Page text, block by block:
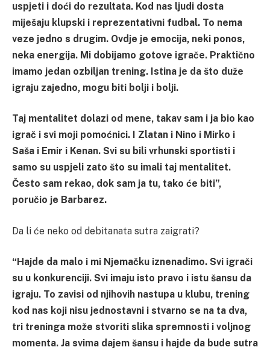
uspjeti i doći do rezultata. Kod nas ljudi dosta
miješaju klupski i reprezentativni fudbal. To nema
veze jedno s drugim. Ovdje je emocija, neki ponos,
neka energija. Mi dobijamo gotove igrače. Praktično
imamo jedan ozbiljan trening. Istina je da što duže
igraju zajedno, mogu biti bolji i bolji.
Taj mentalitet dolazi od mene, takav sam i ja bio kao
igrač i svi moji pomoćnici. I Zlatan i Nino i Mirko i
Saša i Emir i Kenan. Svi su bili vrhunski sportisti i
samo su uspjeli zato što su imali taj mentalitet.
Često sam rekao, dok sam ja tu, tako će biti”,
poručio je Barbarez.
Da li će neko od debitanata sutra zaigrati?
“Hajde da malo i mi Njemačku iznenadimo. Svi igrači
su u konkurenciji. Svi imaju isto pravo i istu šansu da
igraju. To zavisi od njihovih nastupa u klubu, trening
kod nas koji nisu jednostavni i stvarno se na ta dva,
tri treninga može stvoriti slika spremnosti i voljnog
momenta. Ja svima dajem šansu i hajde da bude sutra